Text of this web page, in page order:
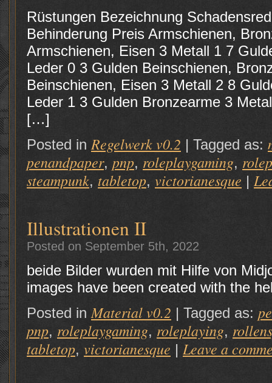
Rüstungen Bezeichnung
Behinderung Preis Armschienen,
Armschienen, Eisen 3 Metall 1 7
Leder 0 3 Gulden Beinschienen,
Beinschienen, Eisen 3 Metall 2 8
Leder 1 3 Gulden Bronzearme 3
[…]
Posted in Regelwerk v0.2 | Tagged as:
penandpaper, pnp, roleplaygaming,
steampunk, tabletop, victorianesque |
Illustrationen II
Posted on September 5th, 2022
beide Bilder wurden mit Hilfe von
images have been created with the
Posted in Material v0.2 | Tagged as:
pnp, roleplaygaming, roleplaying,
tabletop, victorianesque | Leave a